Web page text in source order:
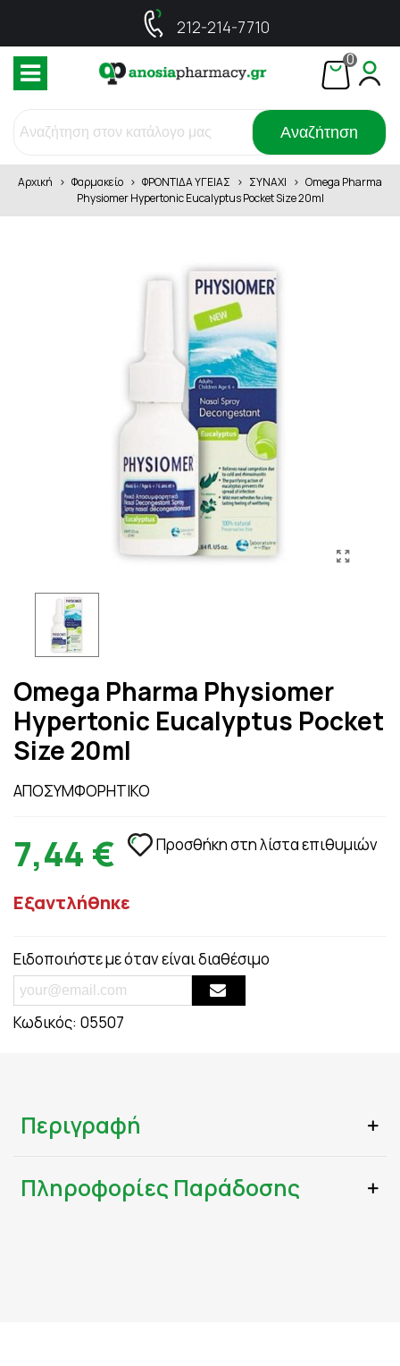
212-214-7710
0
Αναζήτηση
Αρχική > Φαρμακείο > ΦΡΟΝΤΙΔΑ ΥΓΕΙΑΣ > ΣΥΝΑΧΙ > Omega Pharma
Physiomer Hypertonic Eucalyptus Pocket Size 20ml
Omega Pharma Physiomer
Hypertonic Eucalyptus Pocket
Size 20ml
ΑΠΟΣΥΜΦΟΡΗΤΙΚΟ
7,44 € Προσθήκη στη λίστα επιθυμιών
Εξαντλήθηκε
Ειδοποιήστε με όταν είναι διαθέσιμο
Κωδικός: 05507
Περιγραφή
Πληροφορίες Παράδοσης